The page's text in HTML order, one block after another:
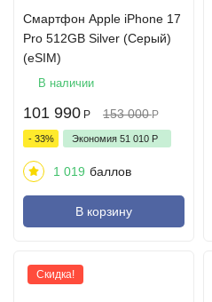
Cмартфон Apple iPhone 17
Pro 512GB Silver (Серый)
(eSIM)
В наличии
101 990 Р 153 000 Р
- 33% Экономия 51 010 Р
1 019 баллов
В корзину
Скидка!